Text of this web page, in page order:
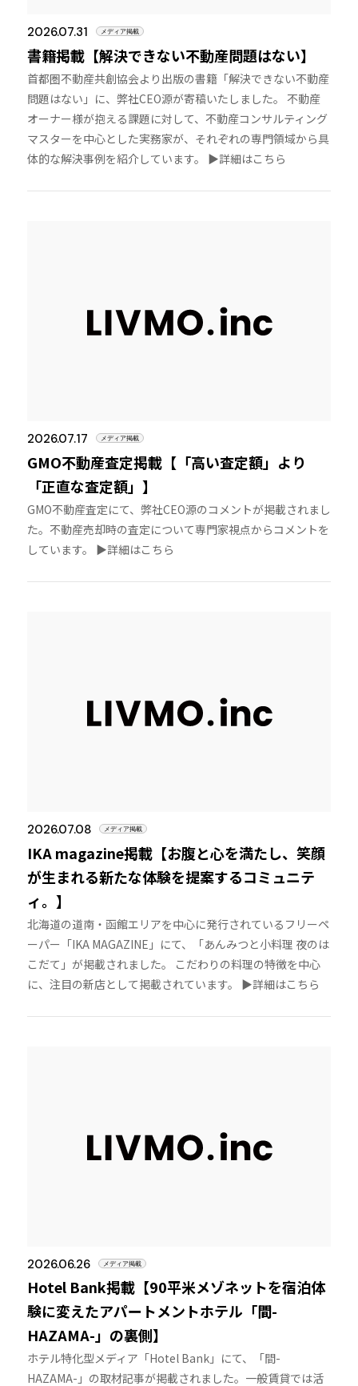
2026.07.31 メディア掲載
書籍掲載【解決できない不動産問題はない】
首都圏不動産共創協会より出版の書籍「解決できない不動産
問題はない」に、弊社CEO源が寄稿いたしました。 不動産
オーナー様が抱える課題に対して、不動産コンサルティング
マスターを中心とした実務家が、それぞれの専門領域から具
体的な解決事例を紹介しています。 ▶︎詳細はこちら
2026.07.17 メディア掲載
GMO不動産査定掲載【「高い査定額」より
「正直な査定額」】
GMO不動産査定にて、弊社CEO源のコメントが掲載されまし
た。不動産売却時の査定について専門家視点からコメントを
しています。 ▶︎詳細はこちら
2026.07.08 メディア掲載
IKA magazine掲載【お腹と心を満たし、笑顔
が生まれる新たな体験を提案するコミュニテ
ィ。】
北海道の道南・函館エリアを中心に発行されているフリーペ
ーパー「IKA MAGAZINE」にて、「あんみつと小料理 夜のは
こだて」が掲載されました。 こだわりの料理の特徴を中心
に、注目の新店として掲載されています。 ▶︎詳細はこちら
2026.06.26 メディア掲載
Hotel Bank掲載【90平米メゾネットを宿泊体
験に変えたアパートメントホテル「間-
HAZAMA-」の裏側】
ホテル特化型メディア「Hotel Bank」にて、「間-
HAZAMA-」の取材記事が掲載されました。一般賃貸では活